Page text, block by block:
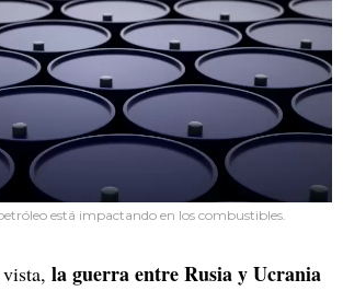
está impactando en los combustibles.
la guerra entre Rusia y Ucrania